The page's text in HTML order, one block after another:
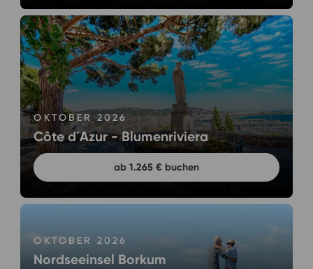
OKTOBER 2026
Côte d´Azur - Blumenriviera
ab 1.265 € buchen
OKTOBER 2026
Nordseeinsel Borkum